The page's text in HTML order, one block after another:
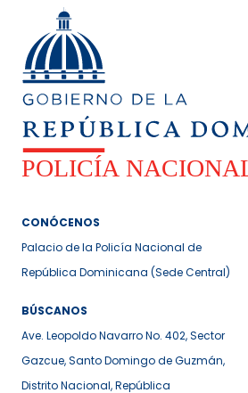
CONÓCENOS
Palacio de la Policía Nacional de
República Dominicana (Sede Central)
BÚSCANOS
Ave. Leopoldo Navarro No. 402, Sector
Gazcue, Santo Domingo de Guzmán,
Distrito Nacional, República